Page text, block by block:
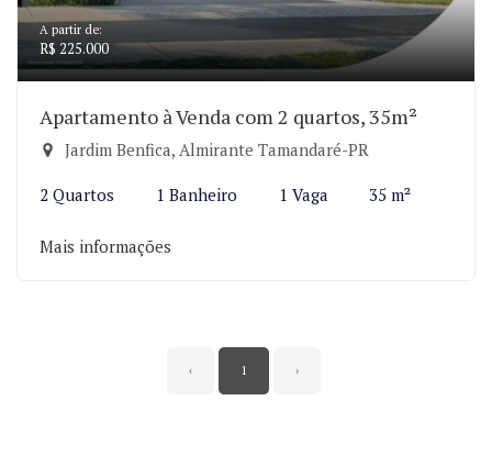
A partir de:
R$ 225.000
Apartamento à Venda com 2 quartos, 35m²
Jardim Benfica, Almirante Tamandaré-PR
2 Quartos 1 Banheiro 1 Vaga 35 m²
Mais informações
‹ 1 ›